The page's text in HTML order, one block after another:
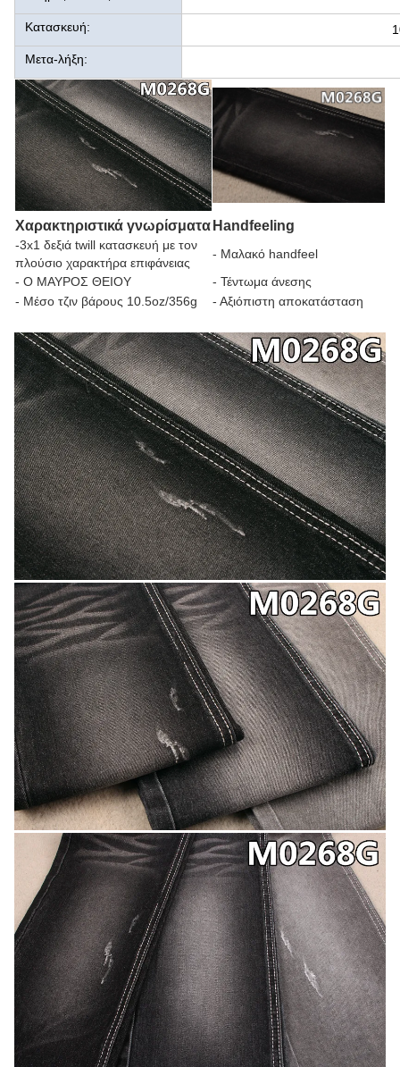
Κατασκευή:
Μετα-λήξη:
Χαρακτηριστικά γνωρίσματα Handfeeling
-3x1 δεξιά twill κατασκευή με τον
πλούσιο χαρακτήρα επιφάνειας
- Μαλακό handfeel
- Ο ΜΑΥΡΟΣ ΘΕΙΟΥ
- Τέντωμα άνεσης
- Μέσο τζιν βάρους 10.5oz/356g
- Αξιόπιστη αποκατάσταση